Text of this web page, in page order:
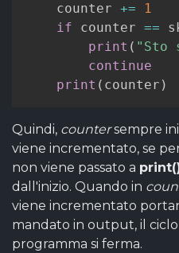
    counter
+=
1
if counter ==
print ( "Sto
continue
print ( counter )
Quindi, countersempre
viene incrementato, se
non viene passato a
dall'inizio. Quando in
viene incrementato
mandato in output, il
programma si ferma.